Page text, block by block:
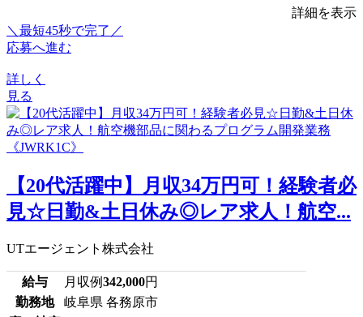
詳細を表示
＼最短45秒で完了／
応募へ進む
詳しく
見る
【20代活躍中】月収34万円可！経験者必
見☆日勤&土日休み◎レア求人！航空...
UTエージェント株式会社
給与 月収例342,000円
勤務地
岐阜県 各務原市